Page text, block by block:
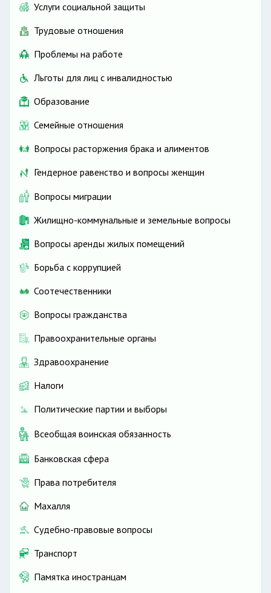
Услуги социальной защиты
Трудовые отношения
Проблемы на работе
Льготы для лиц с инвалидностью
Образование
Семейные отношения
Вопросы расторжения брака и алиментов
Гендерное равенство и вопросы женщин
Вопросы миграции
Жилищно-коммунальные и земельные вопросы
Вопросы аренды жилых помещений
Борьба с коррупцией
Соотечественники
Вопросы гражданства
Правоохранительные органы
Здравоохранение
Налоги
Политические партии и выборы
Всеобщая воинская обязанность
Банковская сфера
Права потребителя
Махалля
Судебно-правовые вопросы
Транспорт
Памятка иностранцам